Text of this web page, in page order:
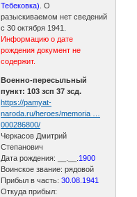
Тебековка) . О
разыскиваемом нет сведений
с 30 октября 1941.
Информацию о дате
рождения документ не
содержит.
Военно-пересыльный
пункт: 103 зсп 37 зсд.
https://pamyat-
naroda.ru/heroes/memoria …
000286800/
Черкасов Дмитрий
Степанович
Дата рождения: __.__. 1900
Воинское звание: рядовой
Прибыл в часть:30.08.1941
Откуда прибыл: